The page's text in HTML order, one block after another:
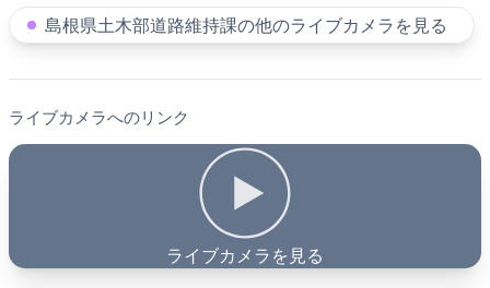
島根県土木部道路維持課の他のライブカメラを見る
ライブカメラへのリンク
ライブカメラを見る